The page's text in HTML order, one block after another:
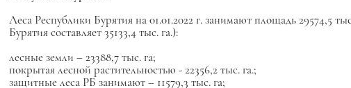
Леса Республики Бурятия на 01.01.2022 г. занимают площадь 29574,5
Бурятия составляет 35133,4 тыс. га.):
лесные земли – 23388,7 тыс. га;
покрытая лесной растительностью - 22356,2 тыс. га.;
защитные леса РБ занимают – 11579,3 тыс. га;